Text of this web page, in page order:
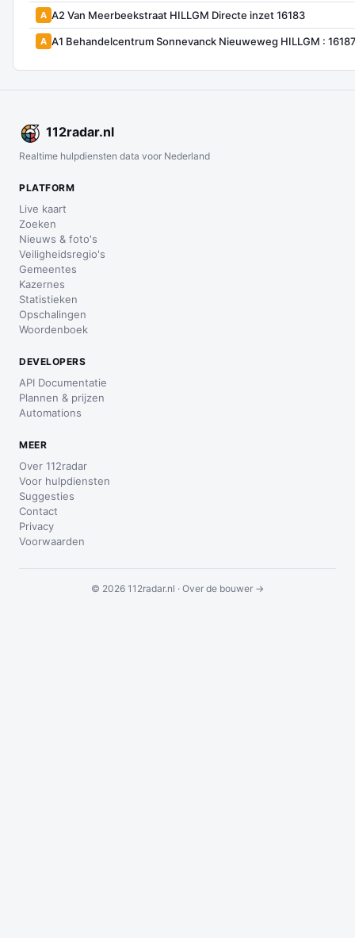
A A2 Van Meerbeekstraat HILLGM Directe inzet 16183
A A1 Behandelcentrum Sonnevanck Nieuweweg HILLGM :
112radar.nl
Realtime hulpdiensten data voor Nederland
PLATFORM
Live kaart
Zoeken
Nieuws & foto's
Veiligheidsregio's
Gemeentes
Kazernes
Statistieken
Opschalingen
Woordenboek
DEVELOPERS
API Documentatie
Plannen & prijzen
Automations
MEER
Over 112radar
Voor hulpdiensten
Suggesties
Contact
Privacy
Voorwaarden
© 2026 112radar.nl · Over de bouwer →